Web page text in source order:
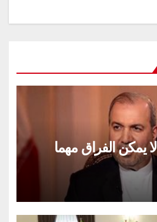
يمكن الفراق مهما